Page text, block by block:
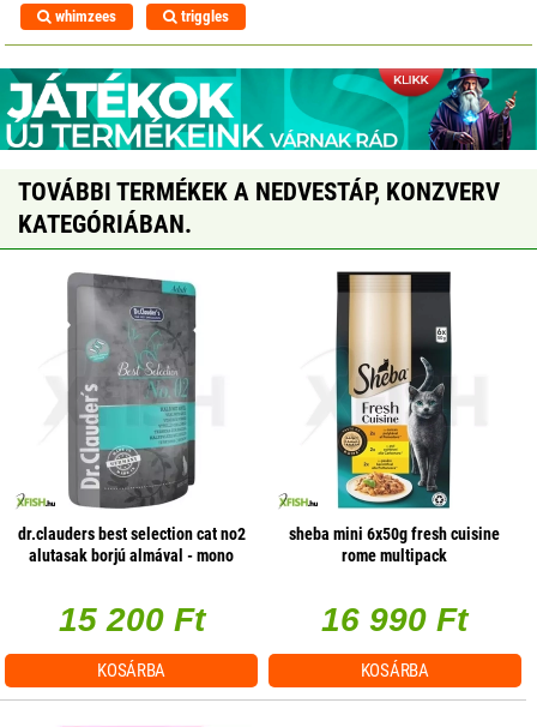
whimzees
triggles
TOVÁBBI TERMÉKEK A NEDVESTÁP, KONZVERV
KATEGÓRIÁBAN.
dr.clauders best selection cat no2
alutasak borjú almával - mono
15 200 Ft
KOSÁRBA
sheba mini 6x50g fresh cuisine
rome multipack
16 990 Ft
KOSÁRBA